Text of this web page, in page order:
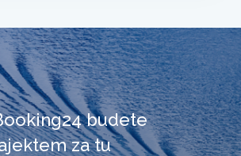
budete
za tu